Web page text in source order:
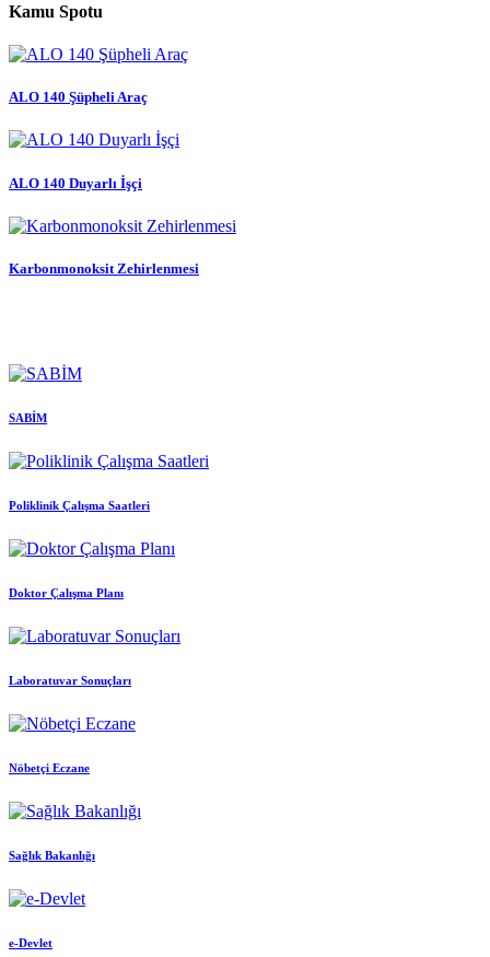
Kamu Spotu
ALO 140 Şüpheli Araç
ALO 140 Duyarlı İşçi
Karbonmonoksit Zehirlenmesi
SABİM
Poliklinik Çalışma Saatleri
Doktor Çalışma Planı
Laboratuvar Sonuçları
Nöbetçi Eczane
Sağlık Bakanlığı
e-Devlet